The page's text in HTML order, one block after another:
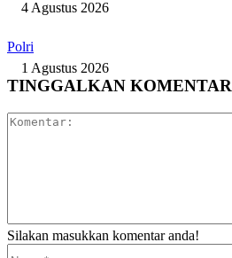
4 Agustus 2026
Polri
1 Agustus 2026
TINGGALKAN KOMENTAR
Silakan masukkan komentar anda!